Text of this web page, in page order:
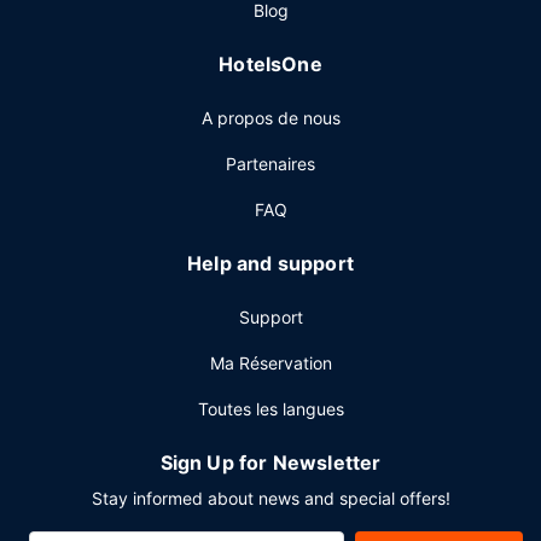
vos repas dans votre chambre grâce au service d'étage.
et un distributeur automatique de boissons et d'en-cas. Un
parking gratuit est disponible dans l'enceinte de
Blog
HotelsOne
A propos de nous
Partenaires
FAQ
Help and support
Support
Ma Réservation
Toutes les langues
Sign Up for Newsletter
Stay informed about news and special offers!